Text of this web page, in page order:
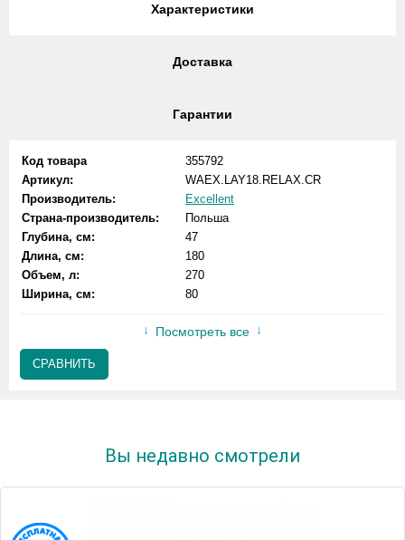
Характеристики
Доставка
Гарантии
Код товара
355792
Артикул:
WAEX.LAY18.RELAX.CR
Производитель:
Excellent
Страна-производитель:
Польша
Глубина, см:
47
Длина, см:
180
Объем, л:
270
Ширина, см:
80
Посмотреть все
СРАВНИТЬ
Вы недавно смотрели